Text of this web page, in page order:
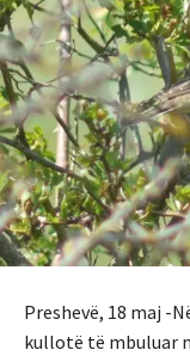
Preshevë, 18 maj -
kullotë të mbuluar